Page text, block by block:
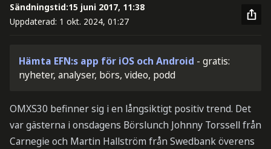
Sändningstid:15 juni 2017, 11:38
Uppdaterad: 1 okt. 2024, 01:27
Hämta EFN:s app för iOS och Android - gratis:
nyheter, analyser, börs, video, podd
OMXS30 befinner sig i en långsiktigt positiv trend. Det
var gästerna i onsdagens Börslunch Johnny Torssell från
Carnegie och Martin Hallström från Swedbank överens